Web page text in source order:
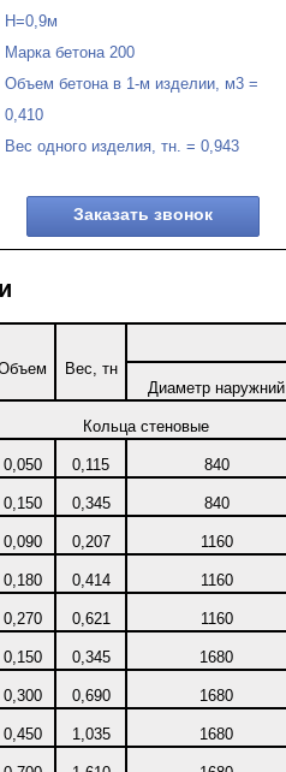
Н=0,9м
Марка бетона 200
Объем бетона в 1-м изделии, м3 =
0,410
Вес одного изделия, тн. = 0,943
Заказать звонок
Вес, тн
Диаметр наружний
Кольца стеновые
0,050 0,115 840
0,150 0,345 840
0,090 0,207 1160
0,180 0,414 1160
0,270 0,621 1160
0,150 0,345 1680
0,300 0,690 1680
0,450 1,035 1680